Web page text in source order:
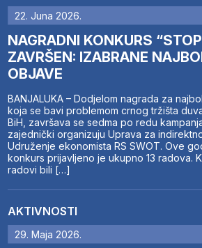
22. Juna 2026.
NAGRADNI KONKURS
ZAVRŠEN: IZABRANE
OBJAVE
BANJALUKA – Dodjelom nagrada za
koja se bavi problemom crnog tržišta
BiH, završava se sedma po redu
zajednički organizuju Uprava za
Udruženje ekonomista RS SWOT. Ove
konkurs prijavljeno je ukupno 13 radova.
radovi bili […]
AKTIVNOSTI
29. Maja 2026.